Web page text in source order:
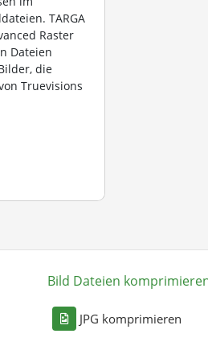
TARGA
Raster
Dateien
die
Truevisions
Bild Dateien
JPG komprimieren